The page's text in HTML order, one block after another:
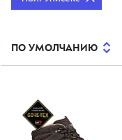
ПО УМОЛЧАНИЮ